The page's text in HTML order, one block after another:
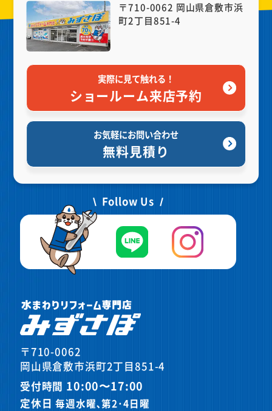
〒710-0062 岡山県倉敷市浜
町2丁目851-4
実際に見て触れる！
ショールーム来店予約
お気軽にお問い合わせ
無料見積り
Follow Us
〒710-0062
岡山県倉敷市浜町2丁目851-4
受付時間 10:00〜17:00
定休日毎週水曜､第2･4日曜